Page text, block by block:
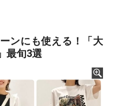
ンにも使える！「大
最旬3選